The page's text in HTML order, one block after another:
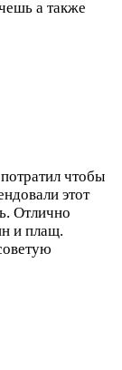
а также
чтобы
этот
Отлично
и плащ.